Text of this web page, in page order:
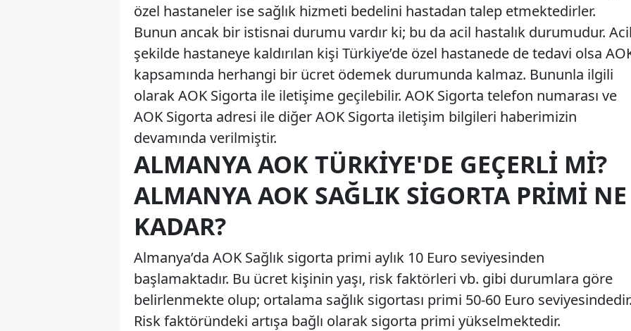
özel hastaneler ise sağlık hizmeti bedelini hastadan talep etmektedirler.
Bunun ancak bir istisnai durumu vardır ki; bu da acil hastalık durumudur.
şekilde hastaneye kaldırılan kişi Türkiye’de özel hastanede de tedavi olsa
kapsamında herhangi bir ücret ödemek durumunda kalmaz. Bununla ilgili
olarak AOK Sigorta ile iletişime geçilebilir. AOK Sigorta telefon numarası ve
AOK Sigorta adresi ile diğer AOK Sigorta iletişim bilgileri haberimizin
devamında verilmiştir.
ALMANYA AOK TÜRKIYE'DE GEÇERLI MI?
ALMANYA AOK SAĞLIK SIGORTA PRIMI NE
KADAR?
Almanya’da AOK Sağlık sigorta primi aylık 10 Euro seviyesinden
başlamaktadır. Bu ücret kişinin yaşı, risk faktörleri vb. gibi durumlara göre
belirlenmekte olup; ortalama sağlık sigortası primi 50-60 Euro
Risk faktöründeki artışa bağlı olarak sigorta primi yükselmektedir.